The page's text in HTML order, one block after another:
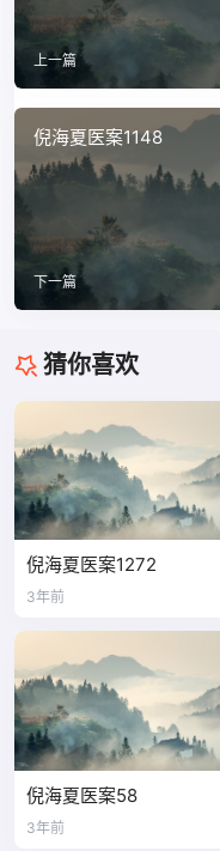
上一篇
倪海夏医案1148
下一篇
猜你喜欢
倪海夏医案1272
3年前
倪海夏医案58
3年前